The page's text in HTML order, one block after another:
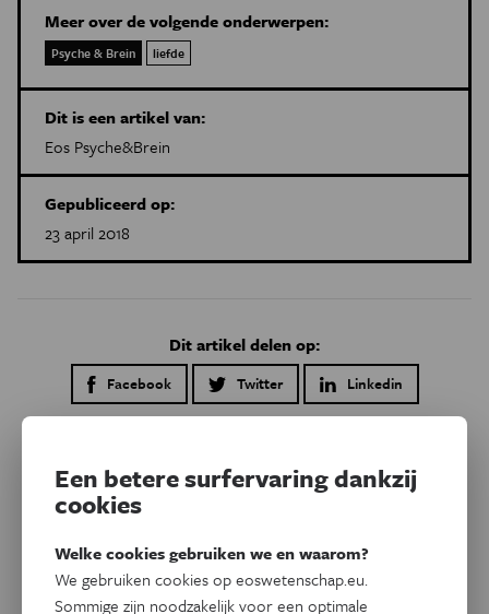
Meer over de volgende onderwerpen:
Psyche & Brein liefde
Dit is een artikel van:
Eos Psyche&Brein
Gepubliceerd op:
23 april 2018
Dit artikel delen op:
Facebook Twitter Linkedin
Gerelateerde artikels
Een betere surfervaring dankzij
cookies
Welke cookies gebruiken we en waarom?
We gebruiken cookies op eoswetenschap.eu.
Sommige zijn noodzakelijk voor een optimale